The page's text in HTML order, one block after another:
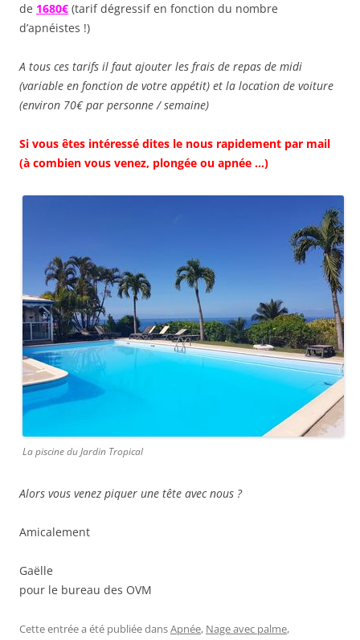
de 1680€ (tarif dégressif en fonction du nombre
d’apnéistes !)
A tous ces tarifs il faut ajouter les frais de repas de midi
(variable en fonction de votre appétit) et la location de voiture
(environ 70€ par personne / semaine)
Si vous êtes intéressé dites le nous rapidement par mail
(à combien vous venez, plongée ou apnée …)
La piscine du Jardin Tropical
Alors vous venez piquer une tête avec nous ?
Amicalement
Gaëlle
pour le bureau des OVM
Cette entrée a été publiée dansApnée, Nage avec palme,